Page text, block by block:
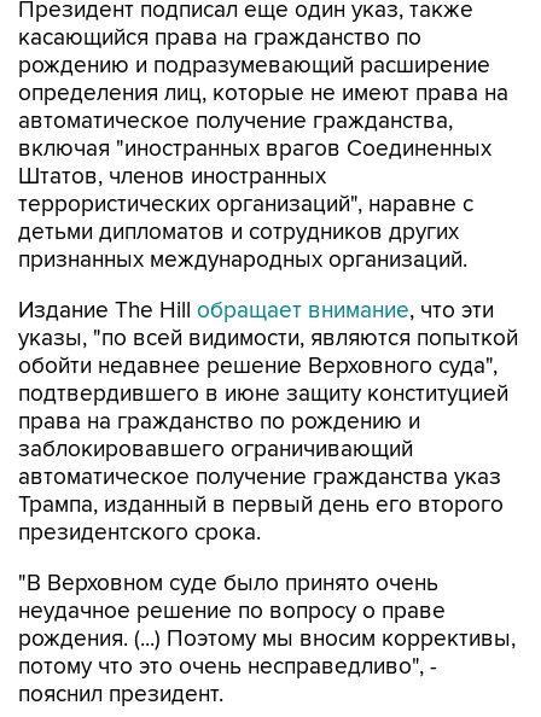
рождению и подразумевающий расширение
определения лиц, которые не имеют права на
автоматическое получение гражданства,
включая "иностранных врагов Соединенных
Штатов, членов иностранных
террористических организаций", наравне с
детьми дипломатов и сотрудников других
признанных международных организаций.
Издание The Hillобращает внимание, что эти
обойти недавнее решение Верховного суда",
подтвердившего в июне защиту конституцией
права на гражданство по рождению и
заблокировавшего ограничивающий
автоматическое получение гражданства указ
Трампа, изданный в первый день его второго
президентского срока.
"В Верховном суде было принято очень
рождения. (...) Поэтому мы вносим коррективы,
потому что это очень несправедливо", -
пояснил президент.
Газета отмечает, что два новых указа